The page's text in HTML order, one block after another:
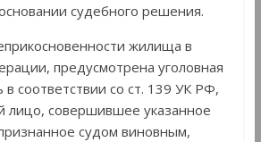
судебного решения.
жилища в
предусмотрена уголовная
в соответствии со ст. 139 УК РФ,
лицо, совершившее указанное
судом виновным,